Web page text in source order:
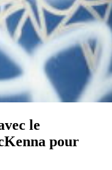
le
pour